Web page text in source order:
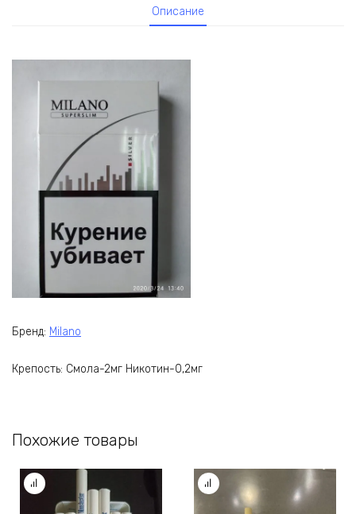
Описание
Бренд: Milano
Крепость: Смола-2мг Никотин-0,2мг
Похожие товары